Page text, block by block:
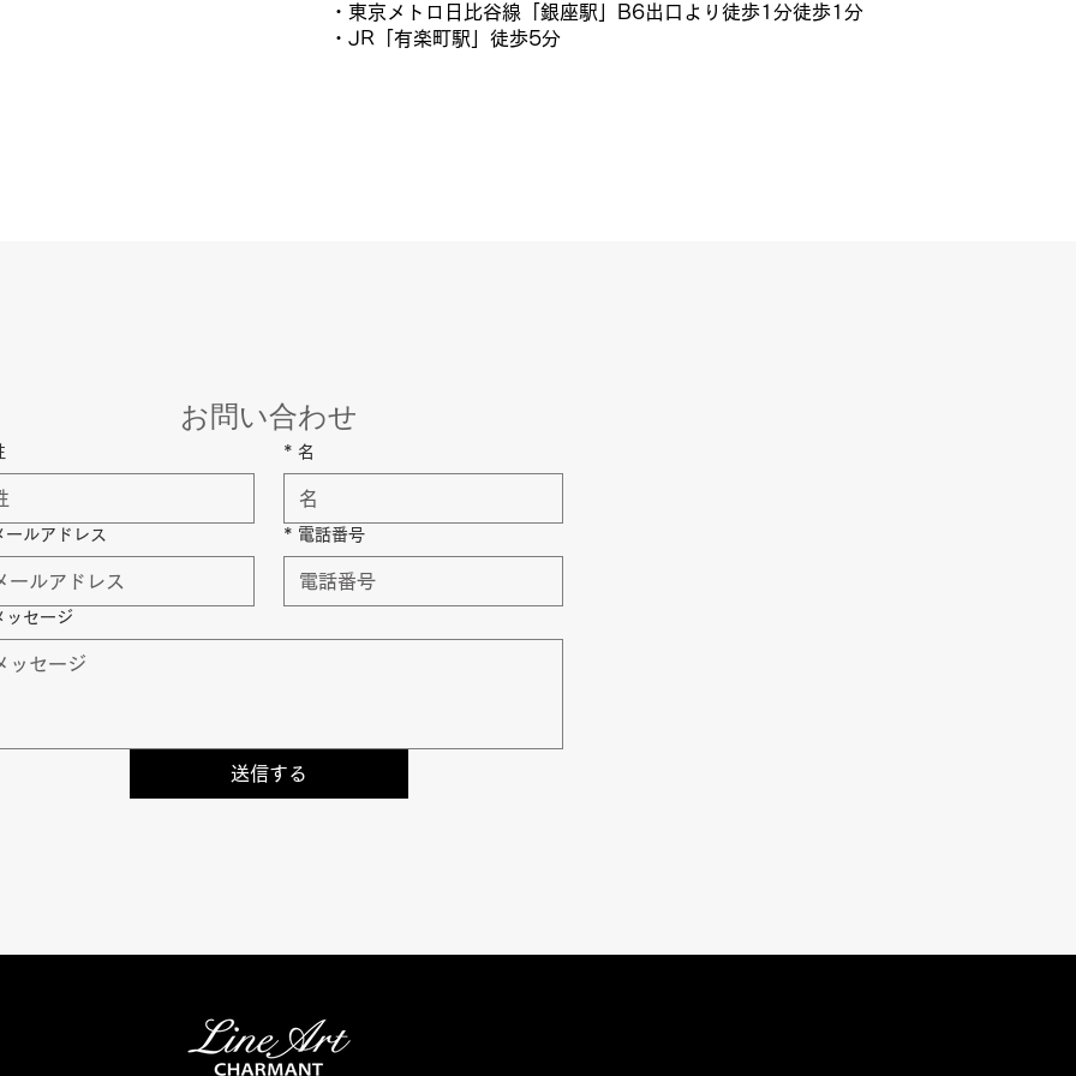
・東京メトロ日比谷線「銀座駅」B6出口より徒歩1分徒歩1分
・JR「有楽町駅」徒歩5分
お問い合わせ
* 名
ールアドレス * 電話番号
ッセージ
送信する